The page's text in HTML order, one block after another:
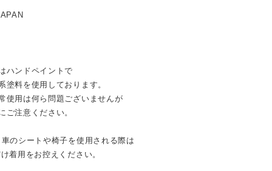
ハンドペイントで
料を使用しております。
用は何ら問題ございませんが
注意ください。
のシートや椅子を使用される際は
用をお控えください。